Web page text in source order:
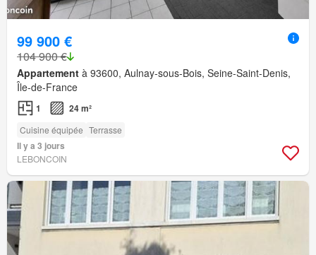
99 900 €
104 900 €
Appartement à 93600, Aulnay-sous-Bois, Seine-Saint-Denis,
Île-de-France
1 24 m²
Cuisine équipée Terrasse
Il y a 3 jours
LEBONCOIN